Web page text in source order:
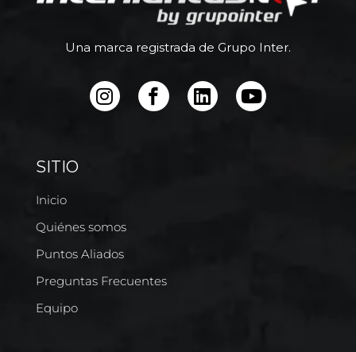
Una marca registrada de Grupo Inter.
SITIO
Inicio
Quiénes somos
Puntos Aliados
Preguntas Frecuentes
Equipo